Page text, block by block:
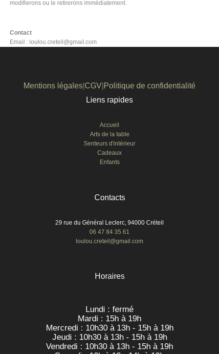
modifierons ou le retirerons immédiatement.
Contact
Email : loulou.creteil@gmail.com
Mentions légales|CGV|Politique de confidentialité
Liens rapides
Accueil
Arts de la table
Senteurs d'intérieur
Cadeaux
Enfants
Contacts
29 rue du Général Leclerc, 94000 Créteil
06 47 84 35 61
loulou.creteil@gmail.com
Horaires
Lundi : fermé
Mardi : 15h à 19h
Mercredi : 10h30 à 13h - 15h à 19h
Jeudi : 10h30 à 13h - 15h à 19h
Vendredi : 10h30 à 13h - 15h à 19h